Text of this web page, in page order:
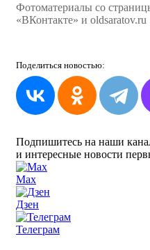
Фотоматериалы со
«ВКонтакте» и oldsaratov.ru
Поделиться новостью:
Подпишитесь на наши
и интересные новости
Max
Дзен
Телеграм